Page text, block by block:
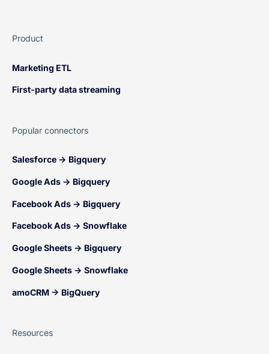
Product
Marketing ETL
First-party data streaming
Popular connectors
Salesforce → Bigquery
Google Ads → Bigquery
Facebook Ads → Bigquery
Facebook Ads → Snowflake
Google Sheets → Bigquery
Google Sheets → Snowflake
amoCRM → BigQuery
Resources